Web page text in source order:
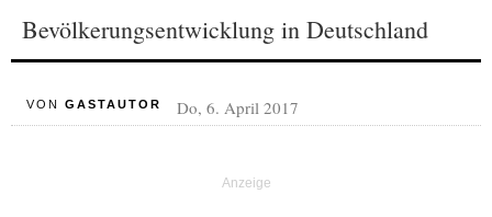
Bevölkerungsentwicklung in Deutschland
VON GASTAUTOR Do, 6. April 2017